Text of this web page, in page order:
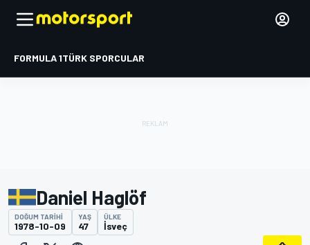
FORMULA 1TÜRK SPORCULAR
Daniel Haglöf
DOĞUM TARIHI
1978-10-09
YAŞ
47
ÜLKE
İsveç